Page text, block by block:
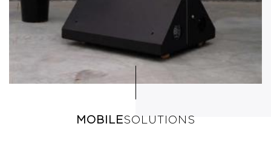
MOBILESOLUTIONS